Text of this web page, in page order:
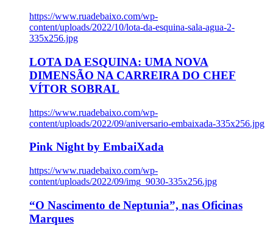
https://www.ruadebaixo.com/wp-
content/uploads/2022/10/lota-da-esquina-sala-agua-2-
335x256.jpg
LOTA DA ESQUINA: UMA NOVA
DIMENSÃO NA CARREIRA DO CHEF
VÍTOR SOBRAL
https://www.ruadebaixo.com/wp-
content/uploads/2022/09/aniversario-embaixada-335x256.jpg
Pink Night by EmbaiXada
https://www.ruadebaixo.com/wp-
content/uploads/2022/09/img_9030-335x256.jpg
“O Nascimento de Neptunia”, nas Oficinas
Marques